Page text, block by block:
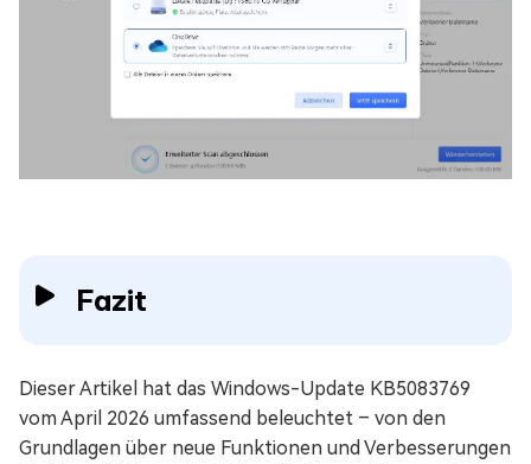
Fazit
Dieser Artikel hat das Windows-Update KB5083769
vom April 2026 umfassend beleuchtet – von den
Grundlagen über neue Funktionen und Verbesserungen